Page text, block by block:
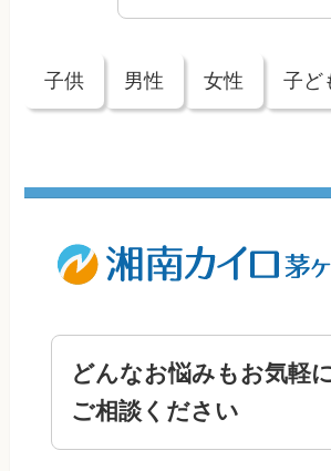
子供 男性 女性 子ど
どんなお悩みもお気軽
ご相談ください